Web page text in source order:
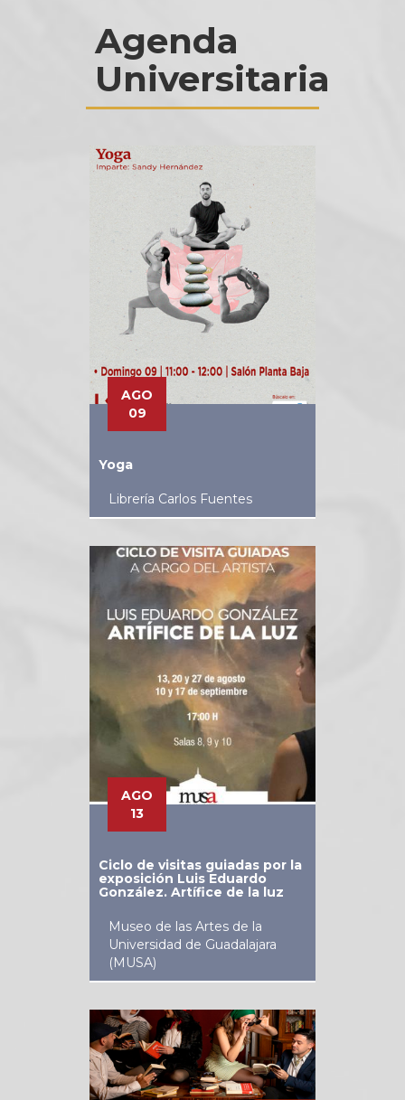
Agenda
Universitaria
AGO
09
Yoga
Librería Carlos Fuentes
AGO
13
Ciclo de visitas guiadas por la
exposición Luis Eduardo
González. Artífice de la luz
Museo de las Artes de la
Universidad de Guadalajara
(MUSA)